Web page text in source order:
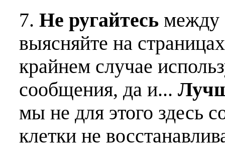
7. Не ругайтесь между
выясняйте на
крайнем случае
сообщения, да и...
мы не для этого здесь
клетки не